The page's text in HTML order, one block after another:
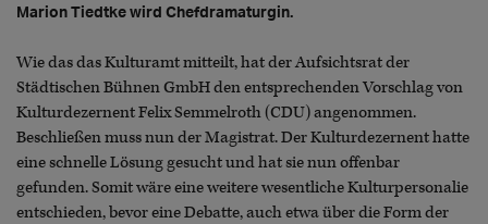
Marion Tiedtke wird Chefdramaturgin.
Wie das das Kulturamt mitteilt, hat der Aufsichtsrat der
Städtischen Bühnen GmbH den entsprechenden Vorschlag von
Kulturdezernent Felix Semmelroth (CDU) angenommen.
Beschließen muss nun der Magistrat. Der Kulturdezernent hatte
eine schnelle Lösung gesucht und hat sie nun offenbar
gefunden. Somit wäre eine weitere wesentliche Kulturpersonalie
entschieden, bevor eine Debatte, auch etwa über die Form der